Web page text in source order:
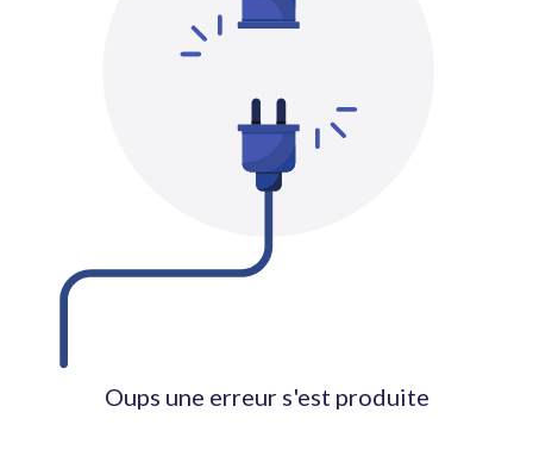
Oups une erreur s'est produite